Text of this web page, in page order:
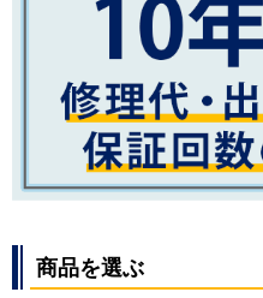
商品を選ぶ